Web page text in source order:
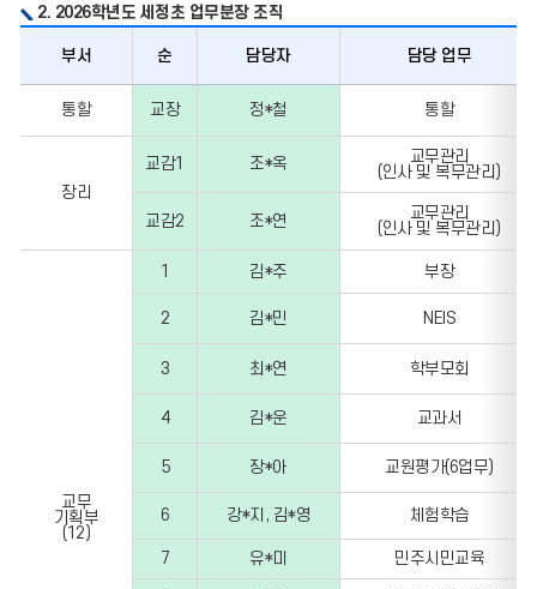
2. 2026학년도 세정초 업무분장 조직
순,
부서 순 담당자 담당 업무
통할 교장 정*철 통할
장리
교감1 조*옥
교무관리
(인사 및 복무관리)
교감2 조*연
교무관리
(인사 및 복무관리)
교무
기획부
(12)
1 김*주 부장
2 김*민 NEIS
3 최*연 학부모회
4 김*운 교과서
5 장*아 교원평가(6업무)
6 강*지, 김*영 체험학습
7 유*미 민주시민교육